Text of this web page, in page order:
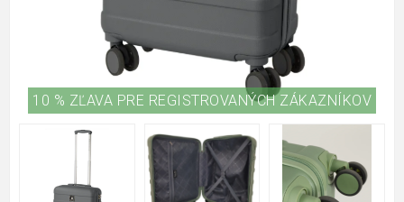
10 % ZĽAVA PRE REGISTROVANÝCH ZÁKAZNÍKOV